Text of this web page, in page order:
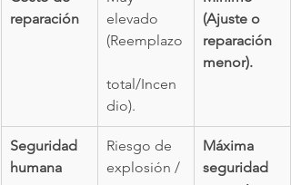
reparación
elevado
(Reemplazo
total/Incen
dio).
(Ajuste o
reparación
menor).
Seguridad
humana
Riesgo de
explosión /
Máxima
seguridad